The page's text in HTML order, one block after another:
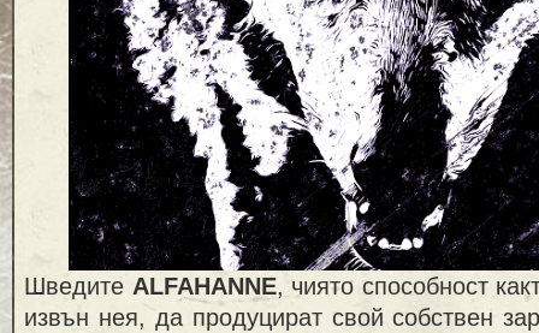
Шведите ALFAHANNE, чиято способност
извън нея, да продуцират свой собствен